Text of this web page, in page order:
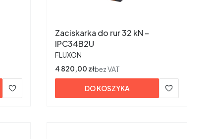
Zaciskarka do rur 32 kN –
IPC34B2U
PRODUCENT
FLUXON
Cena
4 820,00 złbez VAT
DO KOSZYKA